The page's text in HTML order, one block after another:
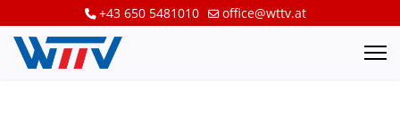
+43 650 5481010 office@wttv.at